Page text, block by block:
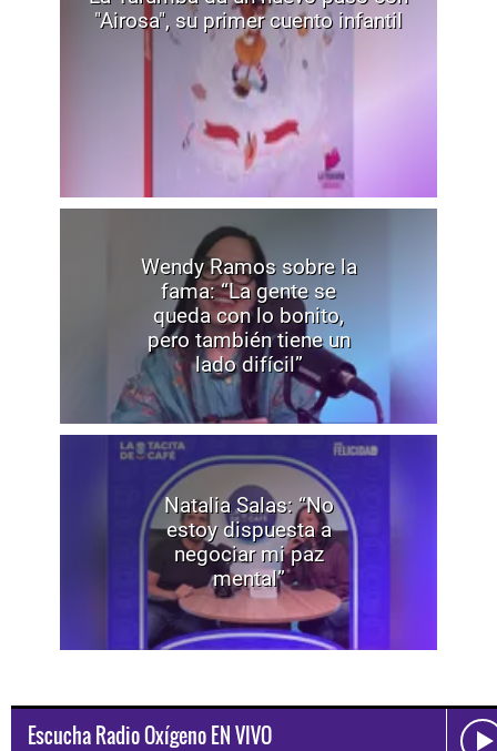
"Airosa", su primer cuento infantil
Wendy Ramos sobre la
fama: “La gente se
queda con lo bonito,
pero también tiene un
lado difícil”
Natalia Salas: “No
estoy dispuesta a
negociar mi paz
mental”
Escucha Radio Oxígeno EN VIVO